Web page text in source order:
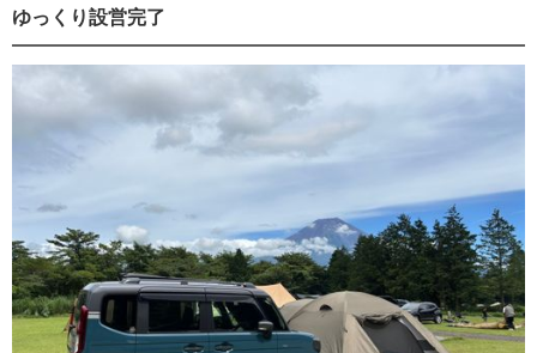
ゆっくり設営完了